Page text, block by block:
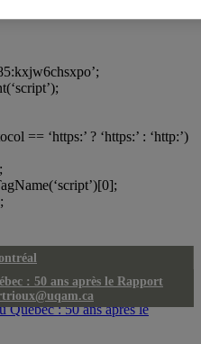
== ‘https:’ ? ‘https:’ : ‘http:’)
: 50 ans après le Rapport
Québec : 50 ans après le